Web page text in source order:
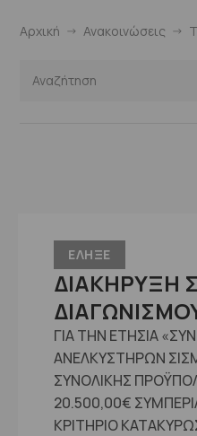
Αρχική Ανακοινώσεις
ΕΛΗΞΕ
ΔΙΑΚΗΡΥΞΗ
ΓΙΑ ΤΗΝ ΕΤΗΣΙΑ
ΑΝΕΛΚΥΣΤΗΡΩΝ
ΣΥΝΟΛΙΚΗΣ
20.500,00€
ΚΡΙΤΗΡΙΟ